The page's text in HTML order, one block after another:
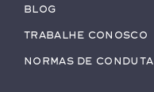
Blog
Trabalhe conosco
Normas de Conduta